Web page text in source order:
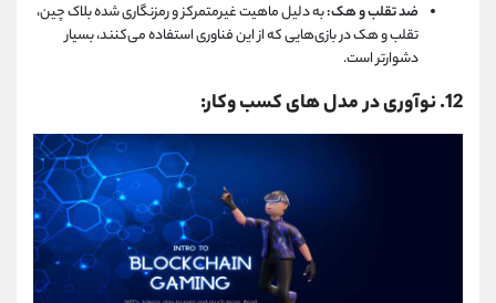
ضد تقلب و هک:به دلیل ماهیت غیرمتمرکز و رمزنگاری ‌شده بلاک چین،
تقلب و هک در بازی‌هایی که از این فناوری استفاده می‌کنند، بسیار
دشوارتر است.
12. نوآوری در مدل‌ های کسب‌ وکار: